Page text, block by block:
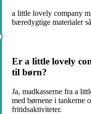
a little lovely company
bæredygtige materialer
Er a little lovely
til børn?
Ja, madkasserne fra a
med børnene i tankerne
fritidsaktiviteter.